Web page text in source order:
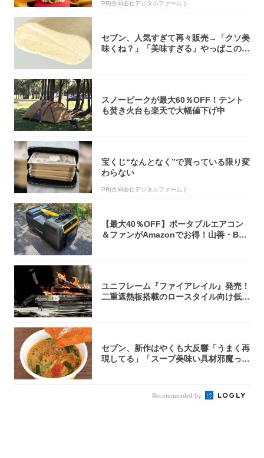
PR(合同会社デジタルファーム )
セブン、人気すぎて再々販売→「クソ美
味くね？」「美味すぎる」やっぱこのク
スノーピークが最大60％OFF！テント
も焚き火台も楽天で大幅値下げ中
宝くじ“なんとなく”で買っている限り変
わらない
PR(合同会社デジタルファーム )
【最大40％OFF】ポータブルエアコン
＆ファンがAmazonでお得！山善・Bo
ユニフレーム『ファイアレイル』発売！
二重遮熱板搭載のロースタイル向け低型
セブン、新作はやくも大反響「うまく再
現してる」「スープ美味い具材邪魔って
Recommended by